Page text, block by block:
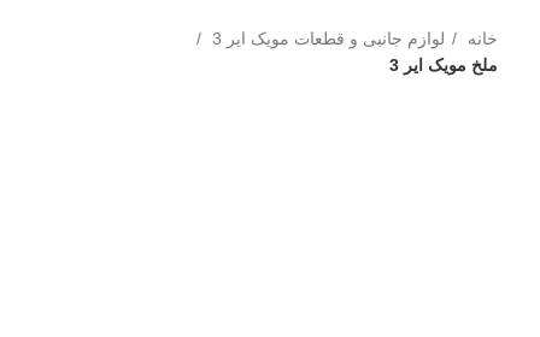
خانه
لوازم جانبی و قطعات مویک ایر 3
ملخ مویک ایر 3